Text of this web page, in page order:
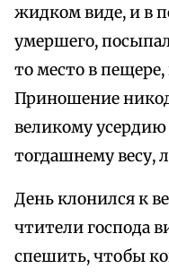
жидком виде, и в
умершего,
то место в
Приношение
великому усердию
тогдашнему весу,
День клонился к
чтители господа
спешить, чтобы